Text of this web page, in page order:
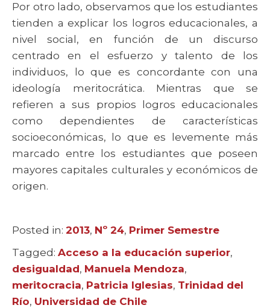
Por otro lado, observamos que los estudiantes
tienden a explicar los logros educacionales, a
nivel social, en función de un discurso
centrado en el esfuerzo y talento de los
individuos, lo que es concordante con una
ideología meritocrática. Mientras que se
refieren a sus propios logros educacionales
como dependientes de características
socioeconómicas, lo que es levemente más
marcado entre los estudiantes que poseen
mayores capitales culturales y económicos de
origen.
Posted in: Categories
2013, Nº 24, Primer Semestre
Tagged: Tags
Acceso a la educación superior,
desigualdad, Manuela Mendoza,
meritocracia, Patricia Iglesias, Trinidad del
Río, Universidad de Chile